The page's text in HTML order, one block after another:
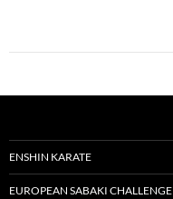
ENSHIN KARATE
EUROPEAN SABAKI CHALLENGE